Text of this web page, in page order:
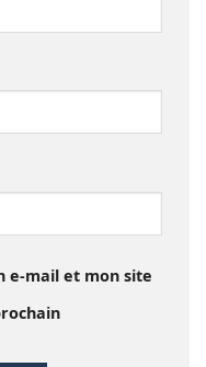
e-mail et mon site